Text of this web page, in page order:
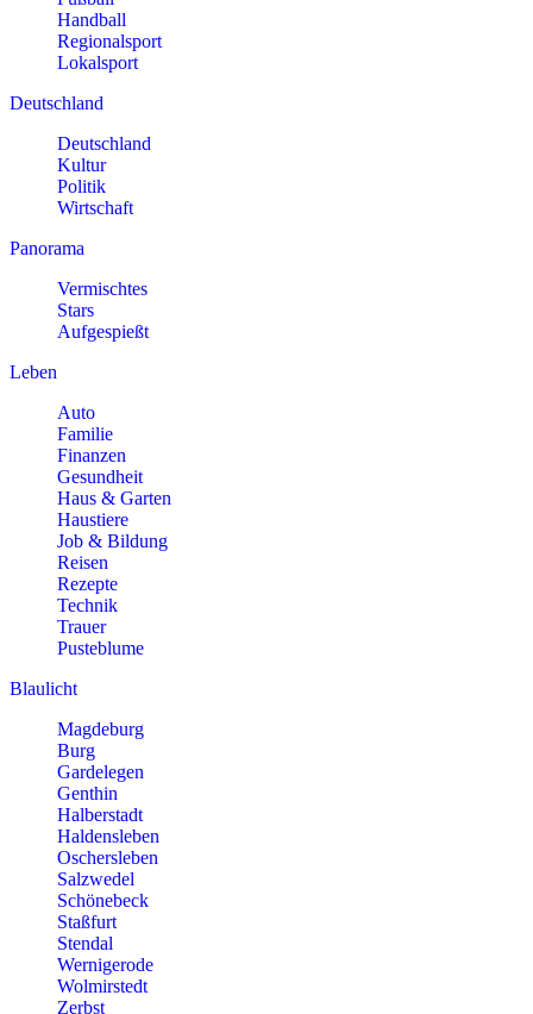
Handball
Regionalsport
Lokalsport
Deutschland
Deutschland
Kultur
Politik
Wirtschaft
Panorama
Vermischtes
Stars
Aufgespießt
Leben
Auto
Familie
Finanzen
Gesundheit
Haus & Garten
Haustiere
Job & Bildung
Reisen
Rezepte
Technik
Trauer
Pusteblume
Blaulicht
Magdeburg
Burg
Gardelegen
Genthin
Halberstadt
Haldensleben
Oschersleben
Salzwedel
Schönebeck
Staßfurt
Stendal
Wernigerode
Wolmirstedt
Zerbst